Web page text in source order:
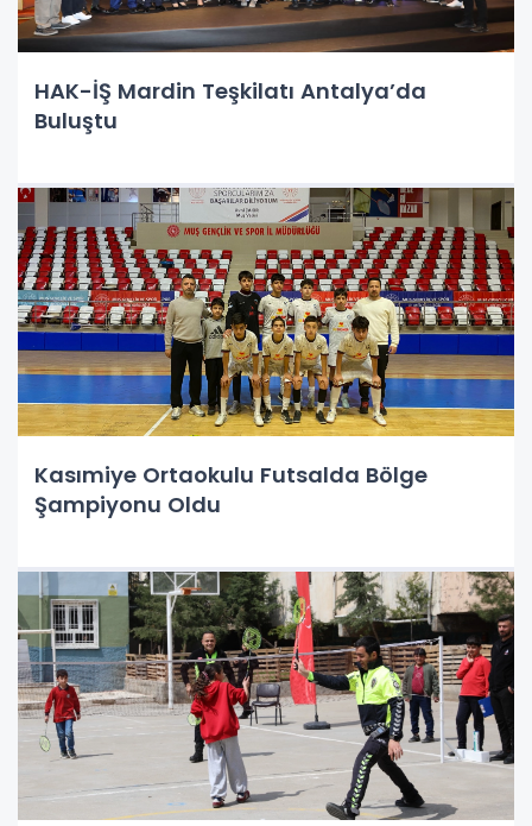
HAK-İŞ Mardin Teşkilatı Antalya’da
Buluştu
Kasımiye Ortaokulu Futsalda Bölge
Şampiyonu Oldu